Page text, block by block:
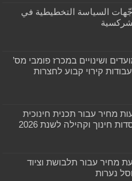
السياسة التخطيطية في
ושינויים במכרז פומבי מס’
עבודות קירוי קבוע לחצרות
מחיר עבור תכנית חינוכית
חינוך וקהילה לשנת 2026
מחיר עבור תלבושת וציוד
נערות